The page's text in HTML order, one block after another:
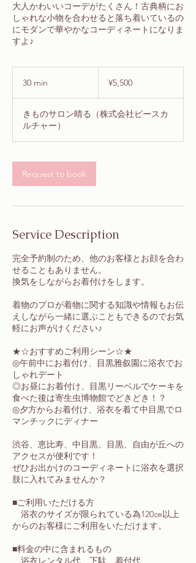
大人かわいいコーデがたくさん！古典柄にお
しゃれな小物を合わせると落ち着いているの
にモダンで華やかなコーディネートになりま
30 min
i
n
yen¥5,500
きものサロン晴る（株式会社ピースカ
ルチャー）
Request to book
Service Description
完全予約制のため、他のお客様とお顔を合わ
せることもありません。
換気をしながらお着付けをします。
着物のプロが着物に関する知識や情報もお伝
えしながら一緒に選ぶこともできるのでお気
軽にお声がけください♪
★☆おすすめご利用シーン☆★
◎午前中にお着付け、目黒雅叙園に浴衣でお
しゃれデート
◎お昼にお着付け、目黒リーベルでケーキを
食べた後は寄生虫博物館でどきどき！？
◎夕方からお着付け、浴衣を着て中目黒でロ
マンチックにディナー
渋谷、恵比寿、中目黒、目黒、自由が丘への
アクセスが便利です！
ぜひお出かけのコーディネートに浴衣を選択
肢に入れてみませんか？
■ご利用いただける方
浴衣のサイズが限られている為120㎝以上
からのお客様にご利用をいただけます。
■料金の中に含まれるもの
浴衣レンタル代、下駄、着付代